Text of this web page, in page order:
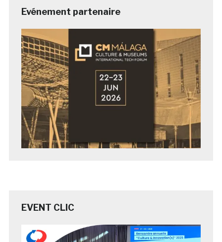
Evénement partenaire
EVENT CLIC